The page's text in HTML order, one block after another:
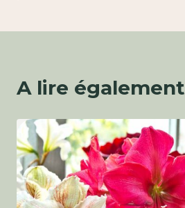
A lire également